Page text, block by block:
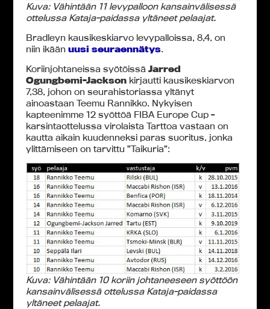
Kuva: Vähintään 11 levypalloon kansainvälisessä
ottelussa Kataja-paidassa yltäneet pelaajat.
Bradleyn kausikeskiarvo levypalloissa, 8,4, on
niin ikäänuusi seuraennätys.
Koriinjohtaneissa syötöissäJarred
Ogungbemi-Jackson kirjautti kausikeskiarvon
7,38, johon on seurahistoriassa yltänyt
ainoastaan Teemu Rannikko. Nykyisen
kapteenimme 12 syöttöä FIBA Europe Cup -
karsintaottelussa virolaista Tarttoa vastaan on
kautta aikain kuudenneksi paras suoritus, jonka
ylittämiseen on tarvittu ”Taikuria”:
Kuva: Vähintään 10 koriin johtaneeseen syöttöön
kansainvälisessä ottelussa Kataja-paidassa
yltäneet pelaajat.